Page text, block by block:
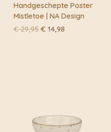
Handgeschepte Poster
Mistletoe | NA Design
€29,95 Oorspronkelijke
€ 14,98